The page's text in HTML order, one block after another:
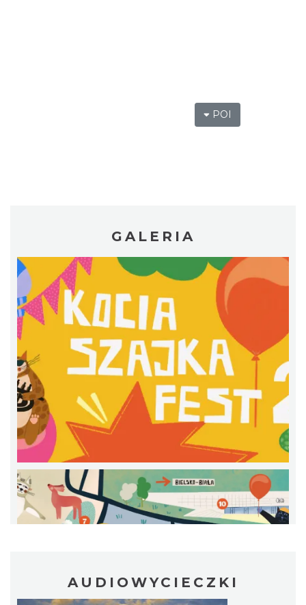
2026-07-01
Cieszyn
2026-08-16
1.94 km
Cieszyn
POI
GALERIA
AUDIOWYCIECZKI